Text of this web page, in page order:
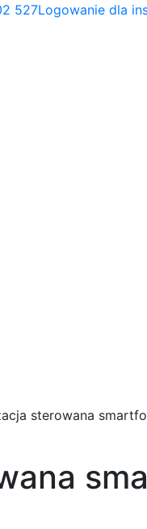
527Logowanie dla
sterowana